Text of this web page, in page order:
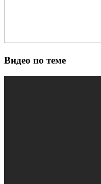
Видео по теме